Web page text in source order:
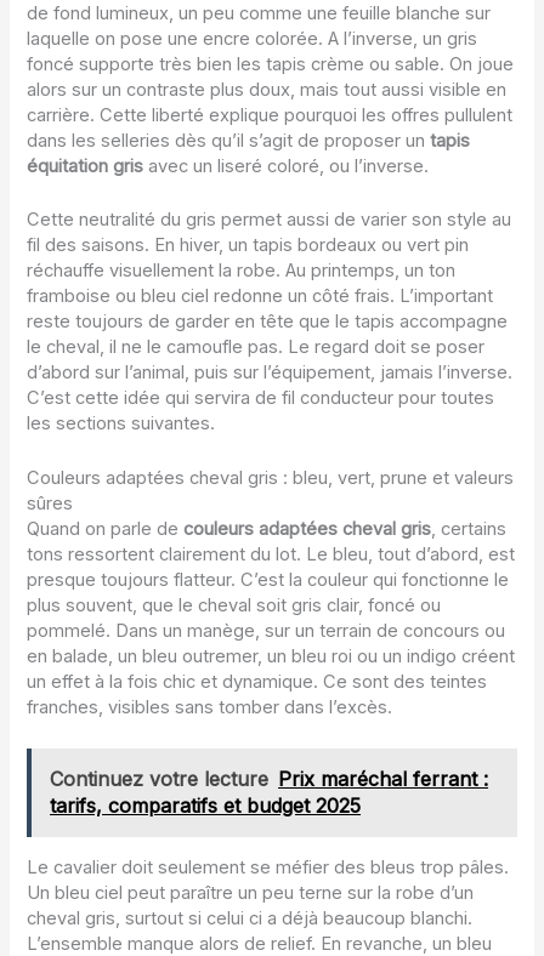
de fond lumineux, un peu comme une feuille blanche sur
laquelle on pose une encre colorée. A l’inverse, un gris
foncé supporte très bien les tapis crème ou sable. On joue
alors sur un contraste plus doux, mais tout aussi visible en
carrière. Cette liberté explique pourquoi les offres pullulent
dans les selleries dès qu’il s’agit de proposer untapis
équitation gris avec un liseré coloré, ou l’inverse.
Cette neutralité du gris permet aussi de varier son style au
fil des saisons. En hiver, un tapis bordeaux ou vert pin
réchauffe visuellement la robe. Au printemps, un ton
framboise ou bleu ciel redonne un côté frais. L’important
reste toujours de garder en tête que le tapis accompagne
le cheval, il ne le camoufle pas. Le regard doit se poser
d’abord sur l’animal, puis sur l’équipement, jamais l’inverse.
C’est cette idée qui servira de fil conducteur pour toutes
les sections suivantes.
Couleurs adaptées cheval gris : bleu, vert, prune et valeurs
sûres
Quand on parle decouleurs adaptées cheval gris, certains
tons ressortent clairement du lot. Le bleu, tout d’abord, est
presque toujours flatteur. C’est la couleur qui fonctionne le
plus souvent, que le cheval soit gris clair, foncé ou
pommelé. Dans un manège, sur un terrain de concours ou
en balade, un bleu outremer, un bleu roi ou un indigo créent
un effet à la fois chic et dynamique. Ce sont des teintes
franches, visibles sans tomber dans l’excès.
Continuez votre lecture Prix maréchal ferrant :
tarifs, comparatifs et budget 2025
Le cavalier doit seulement se méfier des bleus trop pâles.
Un bleu ciel peut paraître un peu terne sur la robe d’un
cheval gris, surtout si celui ci a déjà beaucoup blanchi.
L’ensemble manque alors de relief. En revanche, un bleu